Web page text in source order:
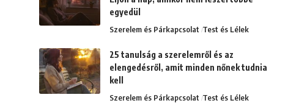
egyedül
Szerelem és Párkapcsolat Test és Lélek
25 tanulság a szerelemről és az
elengedésről, amit minden nőnek tudnia
kell
Szerelem és Párkapcsolat Test és Lélek